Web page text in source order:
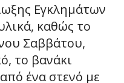
Εγκλημάτων
καθώς το
Σαββάτου,
το βανάκι
ένα στενό με